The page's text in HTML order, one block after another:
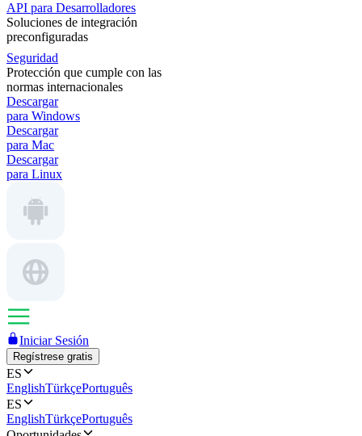
API para Desarrolladores
Soluciones de integración
preconfiguradas
Seguridad
Protección que cumple con las
normas internacionales
Descargar
para Windows
Descargar
para Mac
Descargar
para Linux
Iniciar Sesión
Regístrese gratis
ES
EnglishTürkçePortuguês
ES
EnglishTürkçePortuguês